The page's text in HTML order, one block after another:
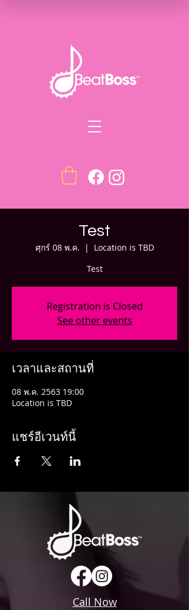
Test
ศุกร์ 08 พ.ค.
  |
Location is TBD
Test
Registration is Closed
See other events
เวลาและสถานที่
08 พ.ค. 2563 19:00
Location is TBD
แชร์อีเวนท์นี้
Call Now